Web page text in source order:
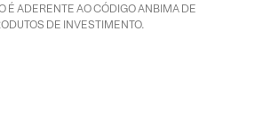
É ADERENTE AO CÓDIGO ANBIMA DE
DE INVESTIMENTO.